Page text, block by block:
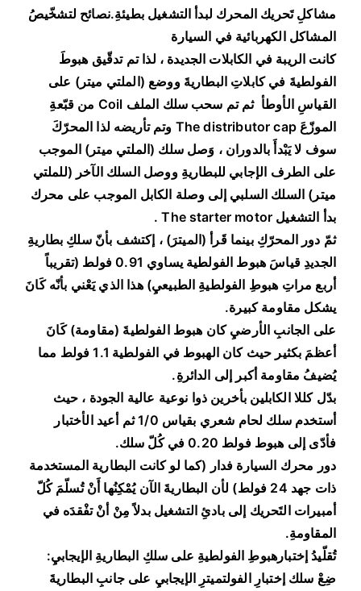
مشاكلِ تَحريك المحرك لبدأ التشغيل بطيئةِ.نصائح لتشخّيصُ
المشاكل الكهربائية في السيارة
كانت الريبة في الكابلات الجديدة ، لذا تم تدقّيق هبوطَ
الفولطيةَ في كابلاتِ البطاريةَ ووضع (الملتي ميتر) على
القياسِ الأوطأ ثم تم سحب سلك الملف Coil من قبّعةِ
الموزّعَ The distributor cap وتم تأريضه لذا المحرّكَ
سوف لا يَبْدأَ بالدوران ، وَصل سلك (الملتي ميتر) الموجب
على الطرف الإجابي للبطاريةِ ووصل السلك الآخر (للملتي
ميتر) السلك السلبي إلى وصلة الكابل الموجب على محرك
بدأ التشغيل The starter motor .
ثمّ دور المحرّكِ بينما قَرأ (الميترَ) ، إكتشف بأنّ سلكِ بطاريةِ
الجديدِ قياسَ هبوط الفولطية يساوي 0.91 فولط (تقريباً
أربع مراتِ هبوطِ الفولطيةِ الطبيعيِ) هذا الذي يَعْني بأنّه كَانَ
يشكل مقاومة كبيرة.
على الجانبِ الأرضيِ كان هبوط الفولطيةَ (مقاومة) كَانَ
أعظمَ بكثير حيث كان الهبوط في الفولطية 1.1 فولط مما
يُضيفُ مقاومة أكبر إلى الدائرةِ.
بدّل كللا الكابلين بأخرين ذوا نوعية عالية الجودة ، حيث
أستخدم سلك لحام شعري بقياس 1/0 ثم أعيد الأختبار
فأدّى إلى هبوط فولط 0.20 في كُلّ سلك.
دور محرك السيارة فدار (كما لو كانت البطارية المستخدمة
ذات جهد 24 فولط) لأن البطاريةَ الآن يُمْكِنُها أَنْ تُسلّمَ كُلّ
أمبيرات التَحريك إلى بادئِ التشغيل بدلاً مِنْ أنْ تفْقدَه في
المقاومةِ.
تُقلّيدُ إختبارهبوطِ الفولطيةِ على سلكِ البطاريةِ الإيجابيِ:
ضِعْ سلك إختبارِ الفولتميترِ الإيجابيِ على جانبِ البطاريةَ